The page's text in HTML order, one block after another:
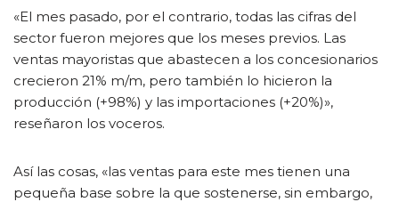
«El mes pasado, por el contrario, todas las cifras del
sector fueron mejores que los meses previos. Las
ventas mayoristas que abastecen a los concesionarios
crecieron 21% m/m, pero también lo hicieron la
producción (+98%) y las importaciones (+20%)»,
reseñaron los voceros.
Así las cosas, «las ventas para este mes tienen una
pequeña base sobre la que sostenerse, sin embargo,